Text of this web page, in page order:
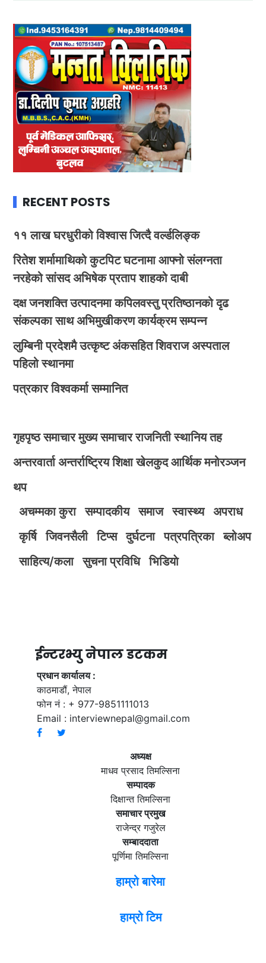
RECENT POSTS
११ लाख घरधुरीको विश्वास जित्दै वर्ल्डलिङ्क
रितेश शर्मामाथिको कुटपिट घटनामा आफ्नो संलग्नता
नरहेको सांसद अभिषेक प्रताप शाहको दाबी
दक्ष जनशक्ति उत्पादनमा कपिलवस्तु प्रतिष्ठानको दृढ
संकल्पका साथ अभिमुखीकरण कार्यक्रम सम्पन्न
लुम्बिनी प्रदेशमै उत्कृष्ट अंकसहित शिवराज अस्पताल
पहिलो स्थानमा
पत्रकार विश्वकर्मा सम्मानित
गृहपृष्ठ समाचार मुख्य समाचार राजनिती स्थानिय तह
अन्तरवार्ता अन्तर्राष्ट्रिय शिक्षा खेलकुद आर्थिक मनोरञ्जन
थप
अचम्मका कुरा
सम्पादकीय समाज स्वास्थ्य
अपराध
कृर्षि
जिवनसैली टिप्स दुर्घटना पत्रपत्रिका
ब्लोअप
साहित्य/कला
सुचना प्रविधि भिडियाे
ईन्टरभ्यु नेपाल डटकम
प्रधान कार्यालय :
काठमाडौं, नेपाल
फोन नं : + 977-9851111013
Email : interviewnepal@gmail.com
अध्यक्ष
माधव प्रसाद तिमल्सिना
सम्पादक
दिक्षान्त तिमल्सिना
समाचार प्रमुख
राजेन्द्र गजुरेल
सम्बाददाता
पूर्णिमा तिमल्सिना
हाम्रो बारेमा
हाम्रो टिम